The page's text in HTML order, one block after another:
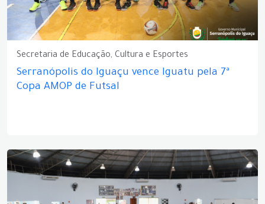
Secretaria de Educação, Cultura e Esportes
Serranópolis do Iguaçu vence Iguatu pela 7ª
Copa AMOP de Futsal